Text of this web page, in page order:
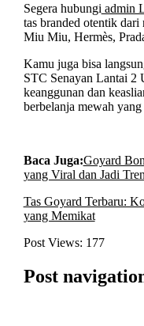
Segera hubungi admin
tas branded otentik dari
Miu Miu, Hermès,
Kamu juga bisa
STC Senayan Lantai 2
keanggunan dan
berbelanja mewah
Baca Juga:Goyard
yang Viral dan Jadi
Tas Goyard Terbaru:
yang Memikat
Post Views: 177
Post